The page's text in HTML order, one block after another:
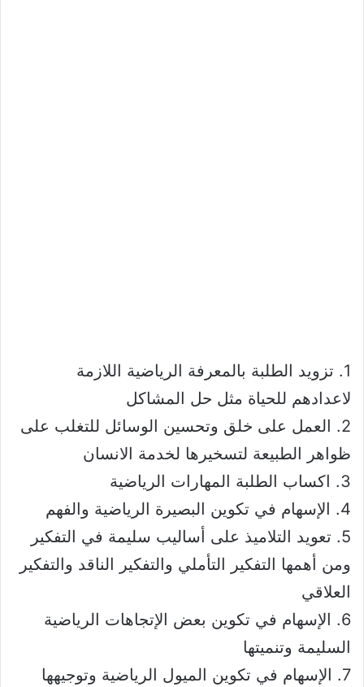
1. تزويد الطلبة بالمعرفة الرياضية اللازمة
لاعدادهم للحياة مثل حل المشاكل
2. العمل على خلق وتحسين الوسائل للتغلب على
ظواهر الطبيعة لتسخيرها لخدمة الانسان
3. اكساب الطلبة المهارات الرياضية
4. الإسهام في تكوين البصيرة الرياضية والفهم
5. تعويد التلاميذ على أساليب سليمة في التفكير
ومن أهمها التفكير التأملي والتفكير الناقد والتفكير
العلاقي
6. الإسهام في تكوين بعض الإتجاهات الرياضية
السليمة وتنميتها
7. الإسهام في تكوين الميول الرياضية وتوجيهها